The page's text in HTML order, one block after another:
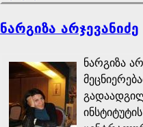
ნარგიზა არჯევანიძე
ნარგიზა